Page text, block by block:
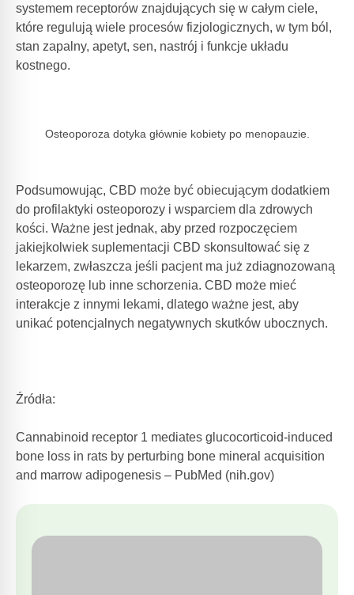
systemem receptorów znajdujących się w całym ciele,
które regulują wiele procesów fizjologicznych, w tym ból,
stan zapalny, apetyt, sen, nastrój i funkcje układu
kostnego.
Osteoporoza dotyka głównie kobiety po menopauzie.
Podsumowując, CBD może być obiecującym dodatkiem
do profilaktyki osteoporozy i wsparciem dla zdrowych
kości. Ważne jest jednak, aby przed rozpoczęciem
jakiejkolwiek suplementacji CBD skonsultować się z
lekarzem, zwłaszcza jeśli pacjent ma już zdiagnozowaną
osteoporozę lub inne schorzenia. CBD może mieć
interakcje z innymi lekami, dlatego ważne jest, aby
unikać potencjalnych negatywnych skutków ubocznych.
Źródła:
Cannabinoid receptor 1 mediates glucocorticoid-induced
bone loss in rats by perturbing bone mineral acquisition
and marrow adipogenesis – PubMed (nih.gov)